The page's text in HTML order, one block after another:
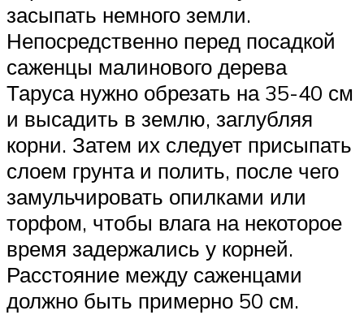
засыпать немного земли.
Непосредственно перед посадкой
саженцы малинового дерева
Таруса нужно обрезать на 35-40 см
и высадить в землю, заглубляя
корни. Затем их следует присыпать
слоем грунта и полить, после чего
замульчировать опилками или
торфом, чтобы влага на некоторое
время задержались у корней.
Расстояние между саженцами
должно быть примерно 50 см.